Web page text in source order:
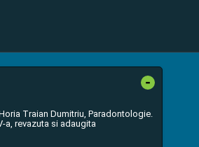
-
Traian Dumitriu, Paradontologie.
a, revazuta si adaugita